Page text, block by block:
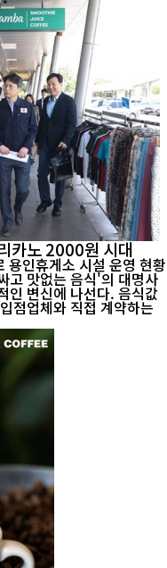
카노 2000원 시대
용인휴게소 시설 운영 현황
인 변신에 나선다. 음식값
점업체와 직접 계약하는